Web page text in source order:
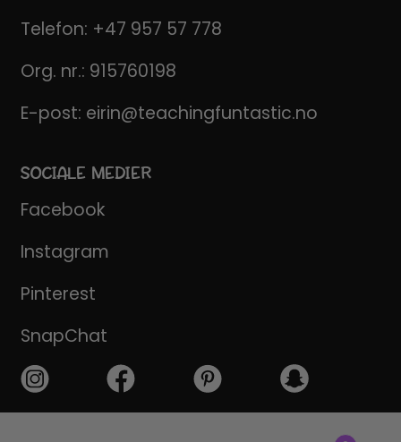
Telefon: +47 957 57 778
Org. nr.: 915760198
E-post: eirin@teachingfuntastic.no
SOCIALE MEDIER
Facebook
Instagram
Pinterest
SnapChat